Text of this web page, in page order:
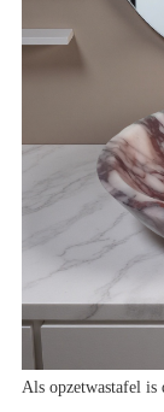
Als opzetwastafel